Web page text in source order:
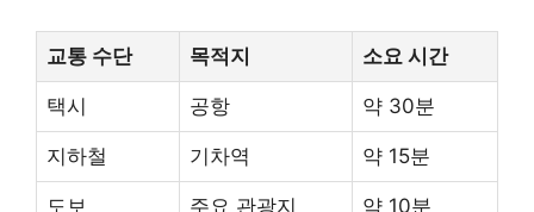
교통 수단 목적지 소요 시간
택시 공항 약 30분
지하철 기차역 약 15분
도보 주요 관광지 약 10분